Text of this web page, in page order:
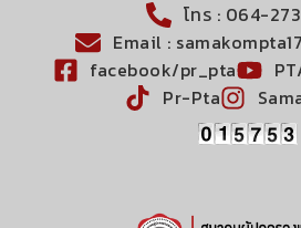
โทร : 064-
Email :
facebook/pr_pta
Pr-Pta